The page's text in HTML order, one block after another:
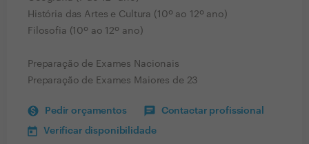
História das Artes e Cultura (10º ao 12º ano)
Filosofia (10º ao 12º ano)
Preparação de Exames Nacionais
Preparação de Exames Maiores de 23
Pedir orçamentos Contactar profissional
Verificar disponibilidade